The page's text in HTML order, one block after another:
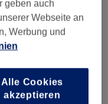
geben auch
Webseite an
Werbung und
Alle Cookies
akzeptieren